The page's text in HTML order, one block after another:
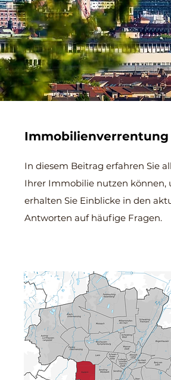
Immobilienverrentung
In diesem Beitrag erfahren Sie
Ihrer Immobilie nutzen können,
erhalten Sie Einblicke in den
Antworten auf häufige Fragen.